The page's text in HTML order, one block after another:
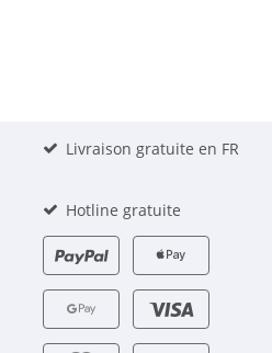
Livraison gratuite en FR
Hotline gratuite